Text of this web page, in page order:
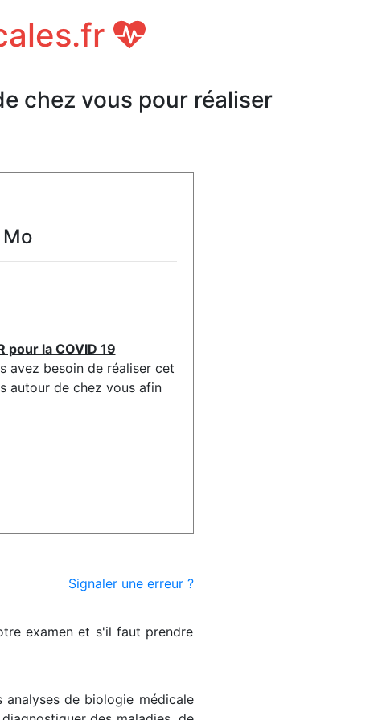
chez vous pour réaliser
pour la COVID 19
avez besoin de réaliser cet
autour de chez vous afin
Signaler une erreur ?
examen et s'il faut prendre
de biologie médicale